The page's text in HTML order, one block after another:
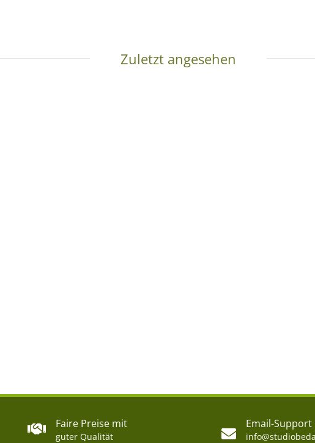
Zuletzt angesehen
Faire Preise mit
guter Qualität
Email-Support